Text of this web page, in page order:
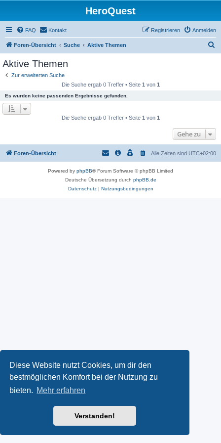
Diese Website nutzt Cookies, um dir den
bestmöglichen Komfort bei der Nutzung zu
bieten. Mehr erfahren
Verstanden!
HeroQuest
FAQ Kontakt Anmelden
Registrieren
Foren-Übersicht Suche Aktive Themen
Aktive Themen
Zur erweiterten Suche
Die Suche ergab 0 Treffer • Seite 1 von 1
Es wurden keine passenden Ergebnisse gefunden.
Die Suche ergab 0 Treffer • Seite 1 von 1
Gehe zu
Foren-Übersicht Alle Zeiten sind UTC+02:00
Powered by phpBB® Forum Software © phpBB Limited
Deutsche Übersetzung durch phpBB.de
Datenschutz| Nutzungsbedingungen